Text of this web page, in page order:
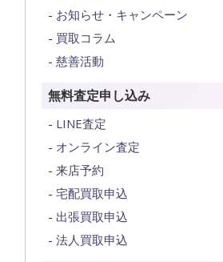
お知らせ・キャンペーン
買取コラム
慈善活動
無料査定申し込み
LINE査定
オンライン査定
来店予約
宅配買取申込
出張買取申込
法人買取申込